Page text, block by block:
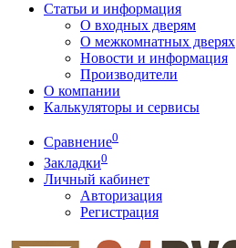
Статьи и информация
О входных дверям
О межкомнатных дверях
Новости и информация
Производители
О компании
Калькуляторы и сервисы
Сравнение0
Закладки0
Личный кабинет
Авторизация
Регистрация